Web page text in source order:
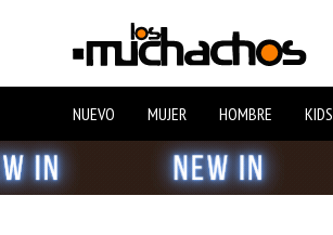
NUEVO MUJER HOMBRE KIDS